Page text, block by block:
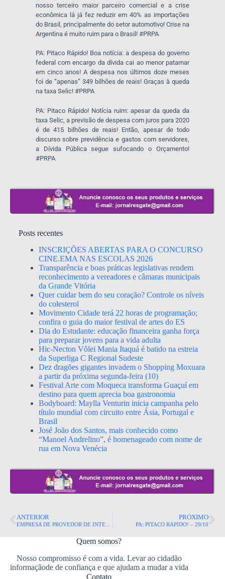
nosso terceiro maior parceiro comercial e a crise
econômica lá já fez reduzir em 40% as importações
do Brasil, principalmente do setor automotivo! Crise na
Argentina é muito ruim para o Brasil! #PRPA
PA: Pitaco Rápido! Boa notícia: a despesa do governo
federal com encargo da dívida cai ao menor patamar
em cinco anos! A despesa nos últimos doze meses
foi de “apenas” 349 bilhões de reais! Graças à queda
na taxa Selic! #PRPA
PA: Pitaco Rápido! Notícia ruim: apesar da queda da
taxa Selic, a previsão de despesa com juros para 2020
é de 415 bilhões de reais! Então, apesar de todo
discurso sobre previdência e gastos com servidores,
a Dívida Pública segue sufocando o Orçamento!
#PRPA
Posts recentes
INSCRIÇÕES ABERTAS PARA O CONCURSO
CINE.EMA NAS ESCOLAS 2026
Transparência e boas práticas legislativas rendem
reconhecimento a vereadores e câmaras municipais
da Grande Vitória
Quer cuidar bem do seu coração? Controle os níveis
do colesterol
Movimento Cidade terá 22 horas de programação;
confira o guia do maior festival de artes do ES
Dia do Estudante: educação financeira ganha força
para preparar jovens para a vida adulta
Hic-Necton Vôlei Mania Itaquá é batido na estreia
da Superliga C Regional Sudeste
Dez dragões gigantes invadem o Shopping Moxuara
a partir da próxima segunda-feira (10)
Festival Arte com Moqueca transforma Guaçuí em
destino para quem aprecia boa gastronomia
Bodyboard: Maylla Venturin inicia campanha pelo
título mundial com circuito entre Ásia, Portugal e
Brasil
José João dos Santos, mais conhecido como
“Manoel Andrelino”, é homenageado com nome de
rua em Nova Venécia
ANTERIOR PRÓXIMO
PA: PITACO RÁPIDO! – 29/10
Quem somos?
Nosso compromisso é com a vida. Levar ao cidadão
informaçãode de confiança e que ajudam a mudar a vida
Contato